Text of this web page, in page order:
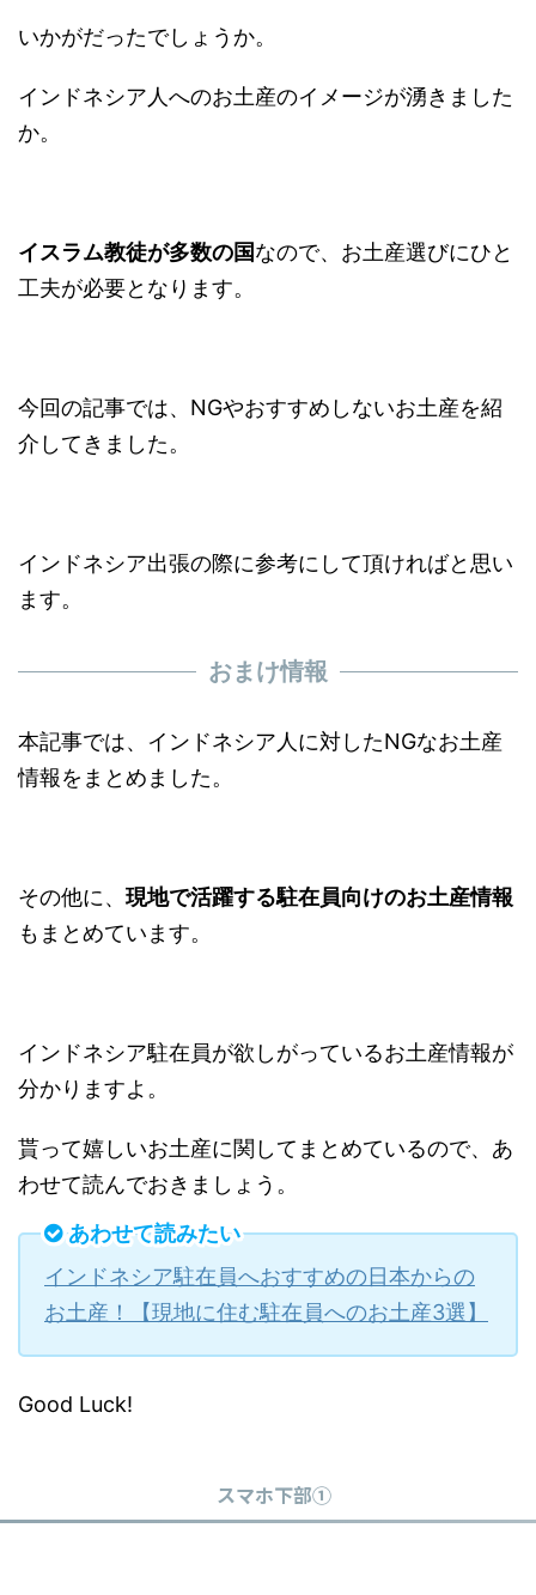
いかがだったでしょうか。
インドネシア人へのお土産のイメージが湧きました
か。
イスラム教徒が多数の国なので、お土産選びにひと
工夫が必要となります。
今回の記事では、NGやおすすめしないお土産を紹
介してきました。
インドネシア出張の際に参考にして頂ければと思い
ます。
おまけ情報
本記事では、インドネシア人に対したNGなお土産
情報をまとめました。
その他に、 現地で活躍する駐在員向けのお土産情報
もまとめています。
インドネシア駐在員が欲しがっているお土産情報が
分かりますよ。
貰って嬉しいお土産に関してまとめているので、あ
わせて読んでおきましょう。
あわせて読みたい
インドネシア駐在員へおすすめの日本からの
お土産！【現地に住む駐在員へのお土産3選】
Good Luck!
スマホ下部①